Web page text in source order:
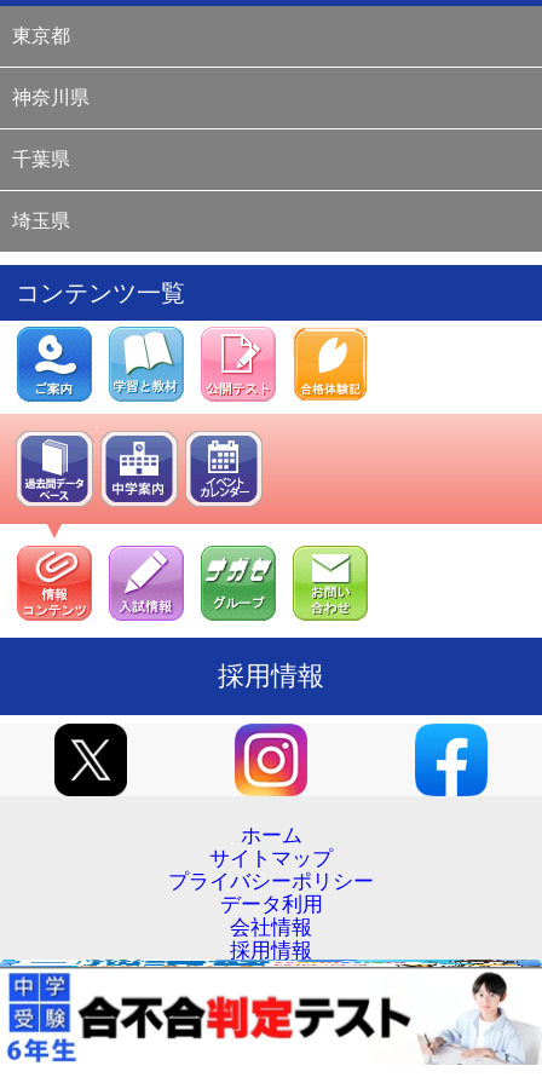
10/30 14:00
10/ 1 14:00 新1年生小学校入学準備講座（第2期）お申し込み受付
8 / 8 15:00
7/11 16:00
7/ 9 15:00 過去問演習コース お申し込み受付開始
7/ 1 10:00 過去問演習ナビ サイト公開
6/ 26 12:00
通信教育 夏の入会キャンペーン サイト公開
6/17 17:30 中学校イベントカレンダー サイト公開
5/26 17:30
新4年生予習シリーズ準備講座 サイト公開
5/26 17:30 新1年生小学校入学準備講座 サイト公開
5/23 16:30 夏期講習 サイト公開
5/20 17:00 学校参観 サイト公開
5/ 13:30 学校別対策コース サイト公開
4/14 16:00
リトルくらぶ年長生コース サイト公開
2/14 18:00 基礎トレーニング 特設ページ サイト公開
東京都
神奈川県
千葉県
埼玉県
コンテンツ一覧
採用情報
ホーム
サイトマップ
プライバシーポリシー
データ利用
会社情報
採用情報
お問い合わせ
リンクについて
Copyright (C) Yotsuya Otsuka Inc. All Rights Reserved.